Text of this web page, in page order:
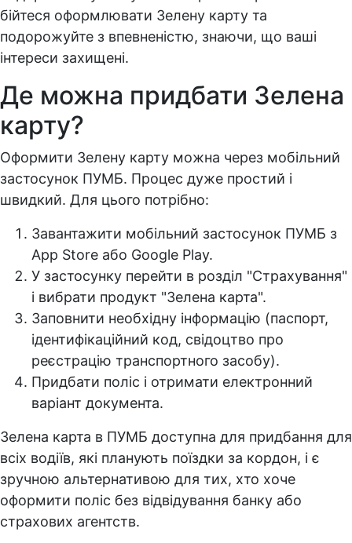
бійтеся оформлювати Зелену карту та
подорожуйте з впевненістю, знаючи, що ваші
інтереси захищені.
Де можна придбати Зелена
карту?
Оформити Зелену карту можна через мобільний
застосунок ПУМБ. Процес дуже простий і
швидкий. Для цього потрібно:
Завантажити мобільний застосунок ПУМБ з
App Store або Google Play.
У застосунку перейти в розділ "Страхування"
і вибрати продукт "Зелена карта".
Заповнити необхідну інформацію (паспорт,
ідентифікаційний код, свідоцтво про
реєстрацію транспортного засобу).
Придбати поліс і отримати електронний
варіант документа.
Зелена карта в ПУМБ доступна для придбання для
всіх водіїв, які планують поїздки за кордон, і є
зручною альтернативою для тих, хто хоче
оформити поліс без відвідування банку або
страхових агентств.